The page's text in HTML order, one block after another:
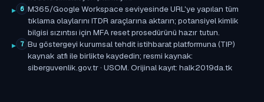
6 M365/Google Workspace seviyesinde URL'ye yapılan tüm
tıklama olaylarını ITDR araçlarına aktarın; potansiyel kimlik
bilgisi sızıntısı için MFA reset prosedürünü hazır tutun.
7 Bu göstergeyi kurumsal tehdit istihbarat platformuna (TIP)
kaynak atfı ile birlikte kaydedin; resmi kaynak:
siberguvenlik.gov.tr · USOM. Orijinal kayıt: halk2019da.tk